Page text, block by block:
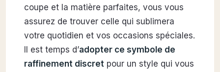
coupe et la matière parfaites, vous vous
assurez de trouver celle qui sublimera
votre quotidien et vos occasions spéciales.
Il est temps d’adopter ce symbole de
raffinement discret pour un style qui vous